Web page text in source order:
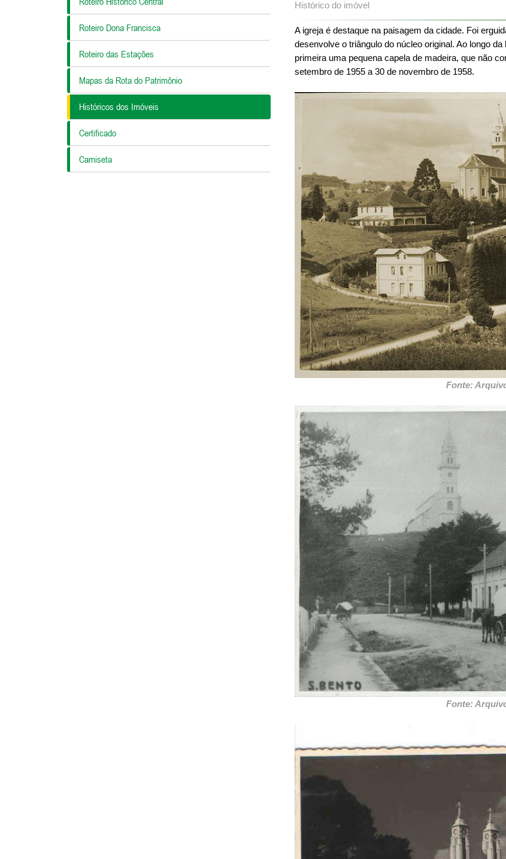
Roteiro Dona Francisca
Roteiro das Estações
Mapas da Rota do Patrimônio
Históricos dos Imóveis
Certificado
Camiseta
Histórico do imóvel
A igreja é destaque na paisagem da cidade. Foi
desenvolve o triângulo do núcleo original. Ao longo
primeira uma pequena capela de madeira, que não
setembro de 1955 a 30 de novembro de 1958.
Fonte:
Fonte: